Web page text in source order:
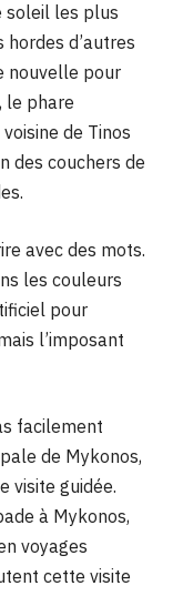
soleil les plus
d’autres
nouvelle pour
le phare
de Tinos
des couchers de
avec des mots.
les couleurs
pour
l’imposant
facilement
de Mykonos,
visite guidée.
à Mykonos,
voyages
cette visite